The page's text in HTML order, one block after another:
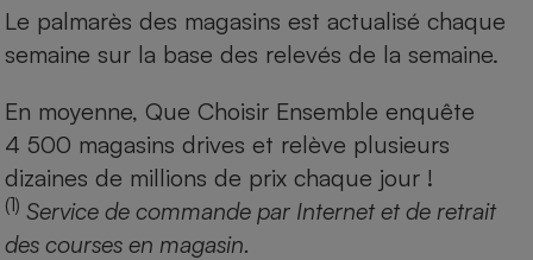
Le palmarès des magasins est actualisé chaque
semaine sur la base des relevés de la semaine.
En moyenne, Que Choisir Ensemble enquête
4 500 magasins drives et relève plusieurs
dizaines de millions de prix chaque jour !
(1) Service de commande par Internet et de retrait
des courses en magasin.